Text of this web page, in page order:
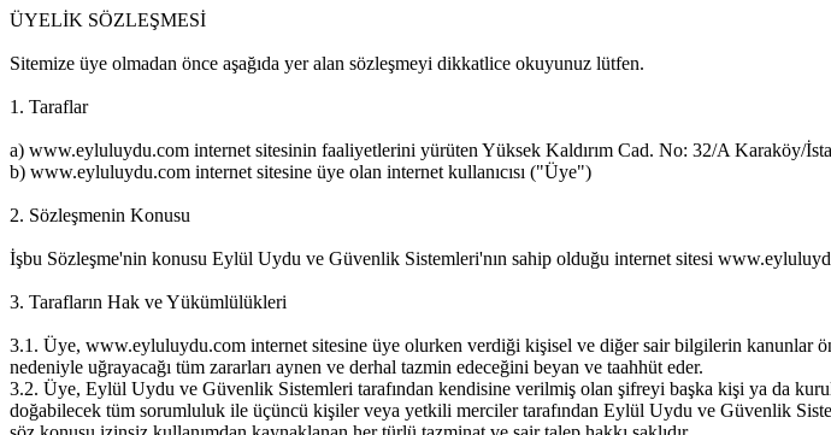
ÜYELİK SÖZLEŞMESİ
Sitemize üye olmadan önce aşağıda yer alan sözleşmeyi dikkatlice okuyunuz lütfen.
1. Taraflar
a) www.eyluluydu.com internet sitesinin faaliyetlerini yürüten Yüksek Kaldırım Cad. No: 32/A Karaköy/
b) www.eyluluydu.com internet sitesine üye olan internet kullanıcısı ("Üye")
2. Sözleşmenin Konusu
İşbu Sözleşme'nin konusu Eylül Uydu ve Güvenlik Sistemleri'nın sahip olduğu internet sitesi
3. Tarafların Hak ve Yükümlülükleri
3.1. Üye, www.eyluluydu.com internet sitesine üye olurken verdiği kişisel ve diğer sair bilgilerin kanunlar
nedeniyle uğrayacağı tüm zararları aynen ve derhal tazmin edeceğini beyan ve taahhüt eder.
3.2. Üye, Eylül Uydu ve Güvenlik Sistemleri tarafından kendisine verilmiş olan şifreyi başka kişi ya da
doğabilecek tüm sorumluluk ile üçüncü kişiler veya yetkili merciler tarafından Eylül Uydu ve Güvenlik